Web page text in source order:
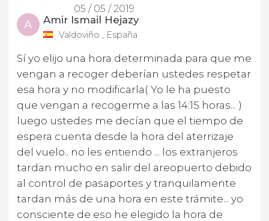
05 / 05 / 2019
A Amir Ismail Hejazy
Valdoviño , España
Sí yo elijo una hora determinada para que me
vengan a recoger deberían ustedes respetar
esa hora y no modificarla( Yo le ha puesto
que vengan a recogerme a las 14:15 horas... )
luego ustedes me decían que el tiempo de
espera cuenta desde la hora del aterrizaje
del vuelo.. no les entiendo ... los extranjeros
tardan mucho en salir del areopuerto debido
al control de pasaportes y tranquilamente
tardan más de una hora en este trámite... yo
consciente de eso he elegido la hora de